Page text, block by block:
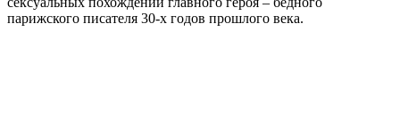
парижского писателя 30-х годов прошлого века.